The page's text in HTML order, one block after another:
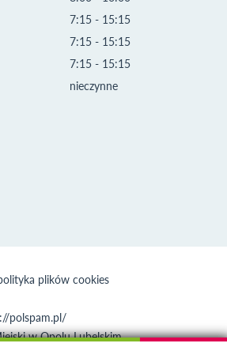
7:15 - 15:15
7:15 - 15:15
7:15 - 15:15
nieczynne
plików cookies
polspam.pl/
w Opolu Lubelskim